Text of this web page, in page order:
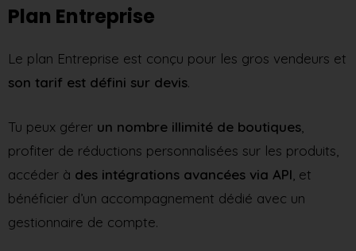
Plan Entreprise
Le plan Entreprise est conçu pour les gros vendeurs et
son tarif est défini sur devis.
Tu peux gérer un nombre illimité de boutiques
profiter de réductions personnalisées sur les produits,
accéder à des intégrations avancées via API , et
bénéficier d’un accompagnement dédié avec un
gestionnaire de compte.